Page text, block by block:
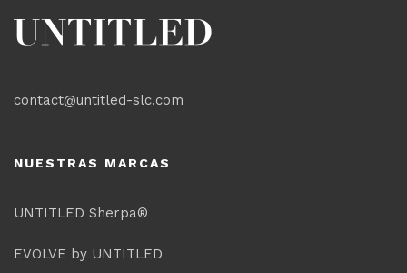
contact@untitled-slc.com
NUESTRAS MARCAS
UNTITLED Sherpa®
EVOLVE by UNTITLED